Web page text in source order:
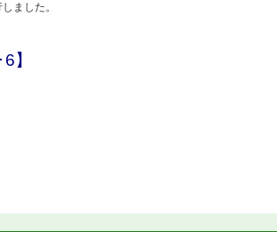
ました。
】